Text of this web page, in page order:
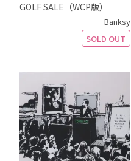
GOLF SALE（WCP版）
Banksy
SOLD OUT